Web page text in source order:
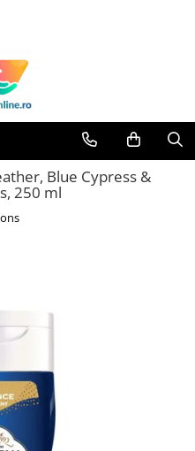
Blue Cypress &
250 ml